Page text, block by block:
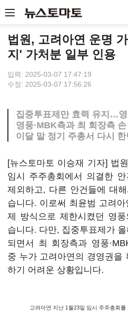
법원, 고려아연 운명
지' 가처분 일부 인용
입력: 2025-03-07 17:47:19
수정: 2025-03-07 17:56:26
집중투표제만 효력 유지…
영풍·MBK측과 최 회장측
이달 말 정기 주총서 다시
[뉴스토마토 이승재 기자] 법
임시 주주총회에서 의결한
제외하고, 다른 안건들에 대
습니다. 이로써 최윤범 고려
제 방식으로 제한시켰던 영
습니다. 다만, 집중투표제가
되면서 최 회장측과 영풍
중 누가 고려아연의 경영권을
하기 어려운 상황입니다.
고려아연 지난 1월23일 임시 주주총회